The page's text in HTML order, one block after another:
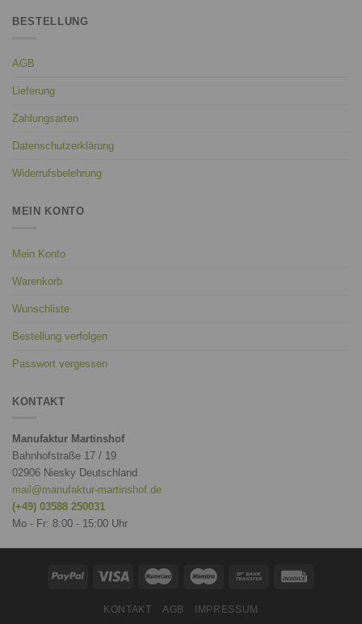
BESTELLUNG
AGB
Lieferung
Zahlungsarten
Datenschutzerklärung
Widerrufsbelehrung
MEIN KONTO
Mein Konto
Warenkorb
Wunschliste
Bestellung verfolgen
Passwort vergessen
KONTAKT
Manufaktur Martinshof
Bahnhofstraße 17 / 19
02906 Niesky Deutschland
mail@manufaktur-martinshof.de
(+49) 03588 250031
Mo - Fr: 8:00 - 15:00 Uhr
KONTAKT AGB IMPRESSUM